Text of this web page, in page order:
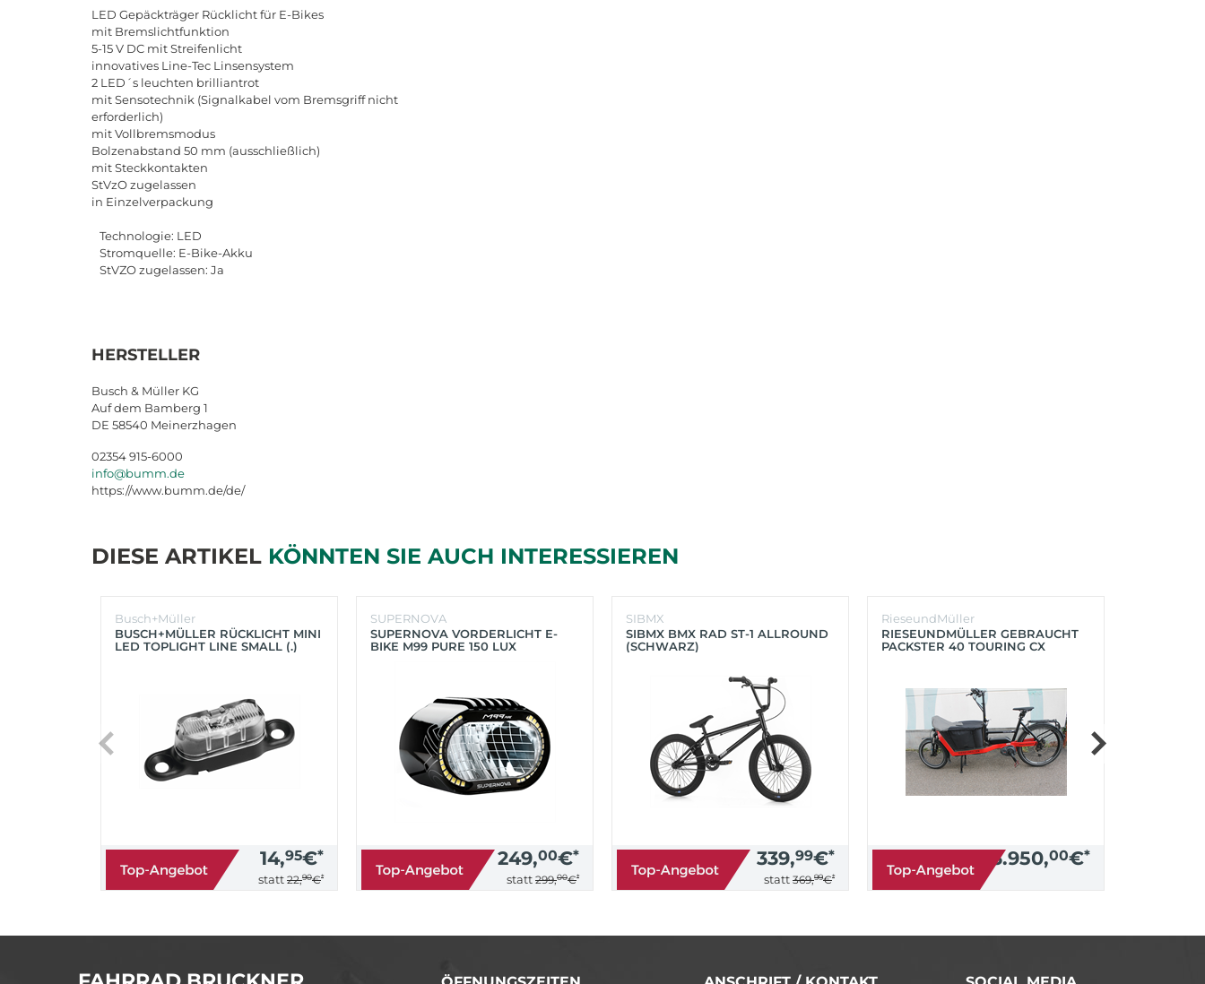
LED Gepäckträger Rücklicht für E-Bikes
mit Bremslichtfunktion
5-15 V DC mit Streifenlicht
innovatives Line-Tec Linsensystem
2 LED´s leuchten brilliantrot
mit Sensotechnik (Signalkabel vom Bremsgriff nicht
erforderlich)
mit Vollbremsmodus
Bolzenabstand 50 mm (ausschließlich)
mit Steckkontakten
StVzO zugelassen
in Einzelverpackung
Technologie: LED
Stromquelle: E-Bike-Akku
StVZO zugelassen: Ja
HERSTELLER
Busch & Müller KG
Auf dem Bamberg 1
DE 58540 Meinerzhagen
02354 915-6000
info@bumm.de
https://www.bumm.de/de/
DIESE ARTIKEL KÖNNTEN SIE AUCH INTERESSIEREN
Busch+Müller
BUSCH+MÜLLER RÜCKLICHT MINI
LED TOPLIGHT LINE SMALL (.)
14,95€*
statt 22,90€*
SUPERNOVA
SUPERNOVA VORDERLICHT E-
BIKE M99 PURE 150 LUX
249,00€*
statt 299,00€*
SIBMX
SIBMX BMX RAD ST-1 ALLROUND
(SCHWARZ)
339,99€*
statt 369,99€*
RieseundMüller
RIESEUNDMÜLLER GEBRAUCHT
PACKSTER 40 TOURING CX
3.950,00€*